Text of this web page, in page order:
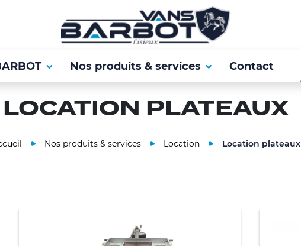
Nos produits & services Contact
LOCATION PLATEAUX
Nos produits & services Location Location plateaux